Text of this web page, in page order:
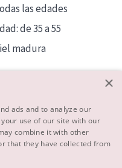
las edades
de 35 a 55
madura
×
ads and to analyze our
use of our site with our
combine it with other
that they have collected from